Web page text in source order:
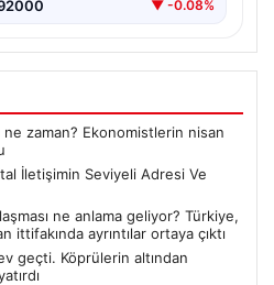
▼ -0.08%
ne zaman? Ekonomistlerin nisan
İletişimin Seviyeli Adresi Ve
ne anlama geliyor? Türkiye,
ittifakında ayrıntılar ortaya çıktı
geçti. Köprülerin altından